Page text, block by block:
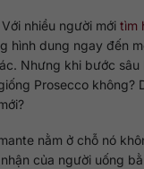
Với nhiều người mới tìm
hình dung ngay đến
Nhưng khi bước
Prosecco
nằm ở chỗ nó
của người uống